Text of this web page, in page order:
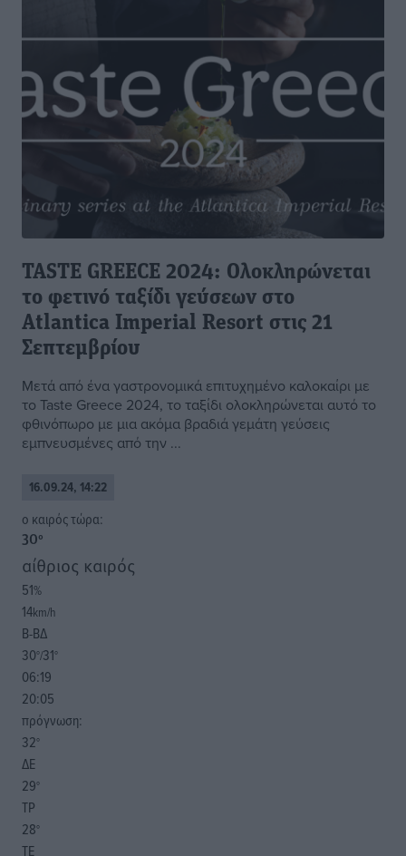
TASTE GREECE 2024: Ολοκληρώνεται
το φετινό ταξίδι γεύσεων στο
Atlantica Imperial Resort στις 21
Σεπτεμβρίου
Μετά από ένα γαστρονομικά επιτυχημένο καλοκαίρι με
το Taste Greece 2024, το ταξίδι ολοκληρώνεται αυτό το
φθινόπωρο με μια ακόμα βραδιά γεμάτη γεύσεις
εμπνευσμένες από την ...
16.09.24, 14:22
o καιρός τώρα:
30°
αίθριος καιρός
51%
14km/h
Β-ΒΔ
30°/31°
06:19
20:05
πρόγνωση:
32°
ΔΕ
29°
ΤΡ
28°
ΤΕ